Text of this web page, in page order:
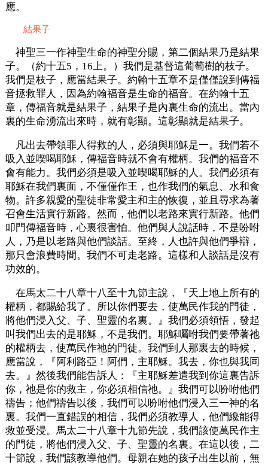
應。
結果子
神聖三一作神聖生命的神聖分賜，第二個結果乃是結果
子。（約十五5，16上。）我們是基督這葡萄樹的枝子。
我們是枝子，應當結果子。約翰十五章不是僅僅說到傳福
音拯救罪人，因為約翰福音是生命的福音。在約翰十五
章，傳福音就是結果子，結果子是內裏生命的流出。當內
裏的生命湧流出來時，就有彰顯。這彰顯就是結果子。
凡出去帶領罪人得救的人，必須與耶穌是一。我們若不
吸入並喫喝耶穌，傳福音時就不會有權柄。我們的福音不
會有能力。我們必須是吸入並喫喝耶穌的人。我們必須有
耶穌在我們裏面，不僅僅作王，也作我們的氣息、水和食
物。許多親愛的聖徒非常愛主和主的恢復，並且尋求為著
召會生活實行新路。然而，他們以老路來實行新路。他們
叩門傳福音時，心裏很害怕。他們與人說話時，不是吩咐
人，乃是以老路與他們談話。至終，人也許與他們爭辯，
那只會浪費時間。我們不可走老路。這樣和人談話是沒有
功效的。
在馬太二十八章十八至十九節主說，『天上地上所有的
權柄，都賜給我了。所以你們要去，使萬民作我的門徒，
將他們浸入父、子、聖靈的名裏。』我們必須領悟，發起
叫我們出去的是耶穌，不是我們。耶穌囑咐我們要帶著祂
的權柄去，使萬民作祂的門徒。我們到人那裏去的時候，
應當說，『阿利路亞！阿們，主耶穌。我去，你也與我同
去。』然後我們能告訴人：『主耶穌差遣我到你這裏告訴
你，祂是你的救主，你必須相信祂。』我們可以吩咐他們
禱告；他們禱告以後，我們可以吩咐他們浸入三一神的名
裏。我們一直錯誤的相信，我們必須教導人，他們纔能得
救並受浸。馬太二十八章十九節先說，我們該使萬民作主
的門徒，將他們浸入父、子、聖靈的名裏。在這以後，二
十節說，我們該教導他們。母親在她的孩子出生以前，無